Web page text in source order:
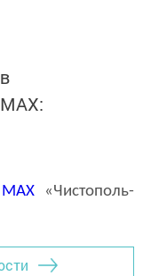
MAX«Чистополь-